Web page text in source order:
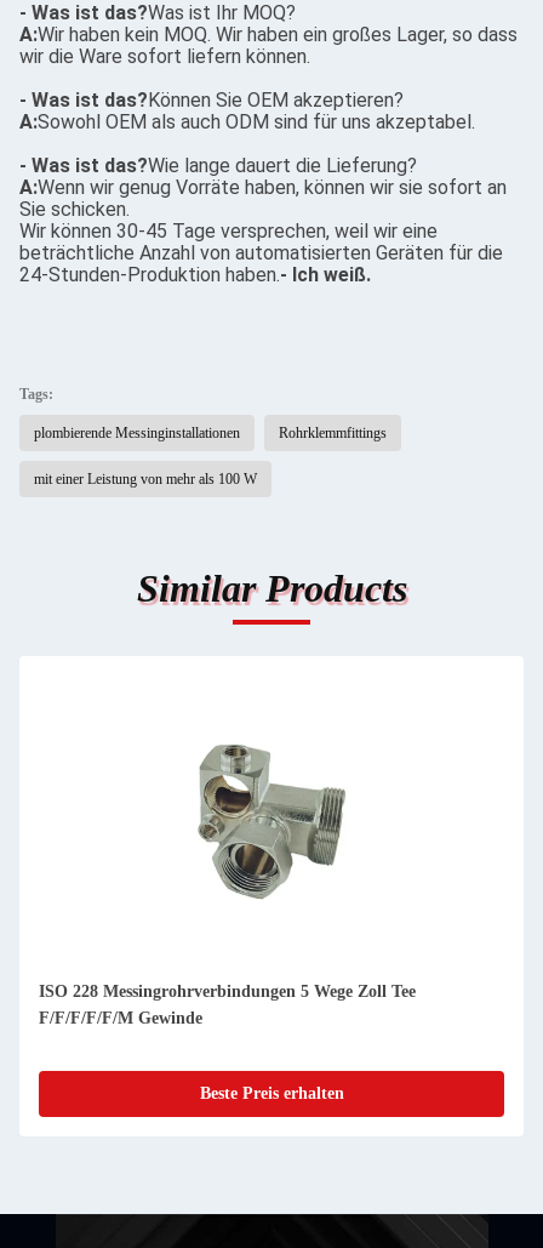
- Was ist das?Was ist Ihr MOQ?
A:Wir haben kein MOQ. Wir haben ein großes Lager, so dass
wir die Ware sofort liefern können.
- Was ist das?Können Sie OEM akzeptieren?
A:Sowohl OEM als auch ODM sind für uns akzeptabel.
- Was ist das?Wie lange dauert die Lieferung?
A:Wenn wir genug Vorräte haben, können wir sie sofort an
Sie schicken.
Wir können 30-45 Tage versprechen, weil wir eine
beträchtliche Anzahl von automatisierten Geräten für die
24-Stunden-Produktion haben.- Ich weiß.
Tags:
plombierende Messinginstallationen Rohrklemmfittings
mit einer Leistung von mehr als 100 W
Similar Products
ISO 228 Messingrohrverbindungen 5 Wege Zoll Tee
F/F/F/F/F/M Gewinde
Beste Preis erhalten